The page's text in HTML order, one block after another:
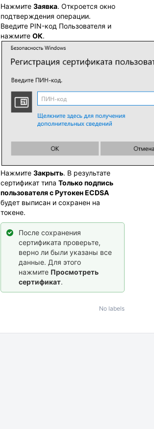
Нажмите Заявка. Откроется окно
подтверждения операции.
Введите PIN-код Пользователя и
нажмите ОК.
Нажмите Закрыть. В результате
сертификат типа Только подпись
пользователя с Рутокен ECDSA
будет выписан и сохранен на
токене.
После сохранения
сертификата проверьте,
верно ли были указаны все
данные. Для этого
нажмите Просмотреть
сертификат.
No labels